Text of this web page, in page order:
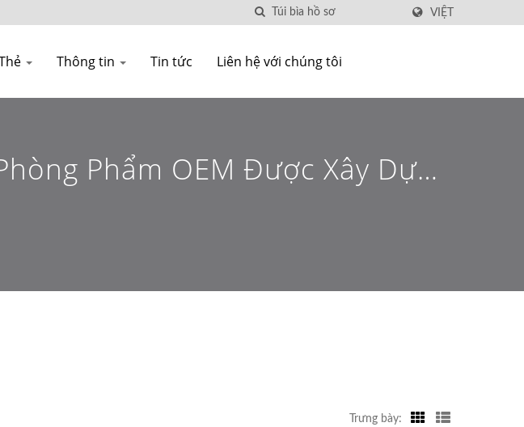
VIỆT
Thông tin Tin tức Liên hệ với chúng tôi
Phẩm OEM Được Xây Dựng
Trưng bày: